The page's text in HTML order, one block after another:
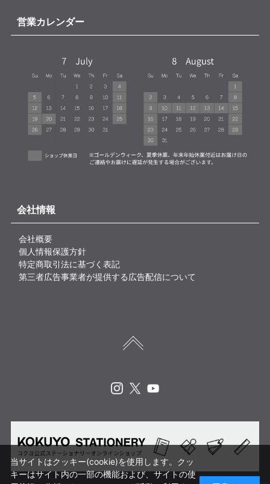
営業カレンダー
会社情報
会社概要
個人情報保護方針
特定商取引法に基づく表記
第三者広告事業者が提供する広告配信について
当サイトはクッキー(cookie)を使用します。クッ
キーはサイト内の一部の機能および、サイトの使